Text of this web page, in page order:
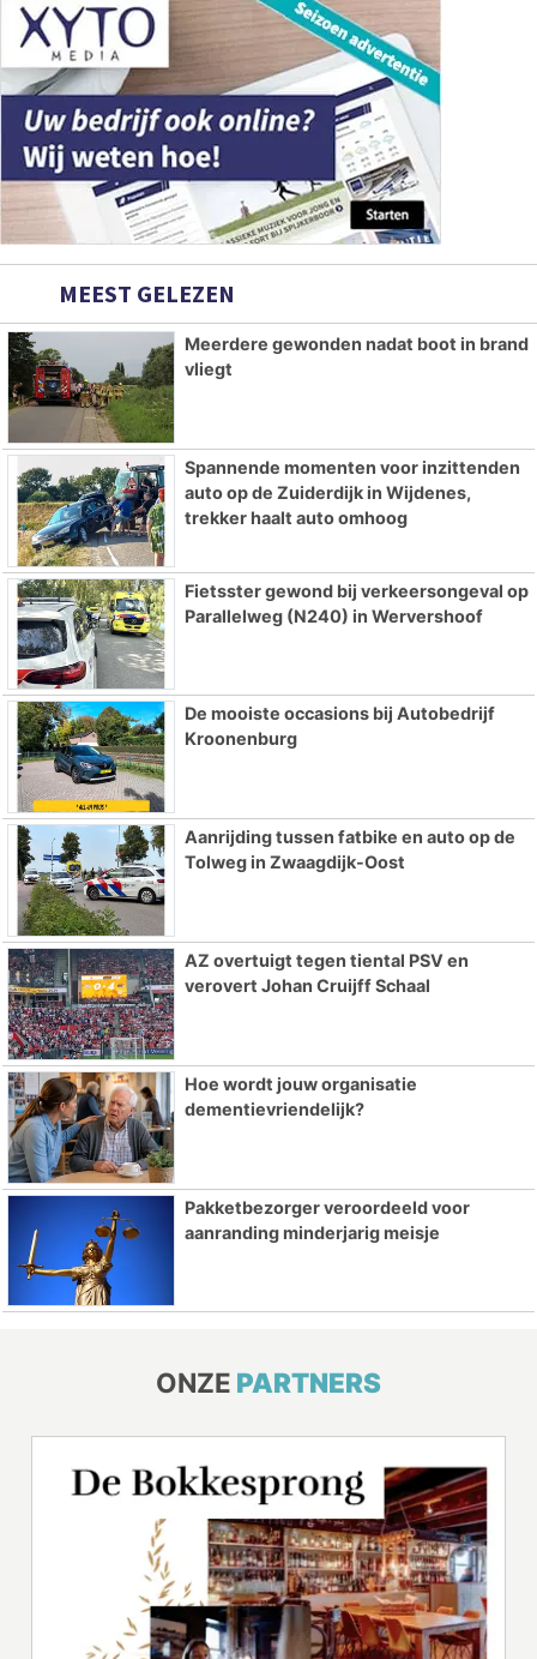
MEEST GELEZEN
Meerdere gewonden nadat boot in brand
vliegt
Spannende momenten voor inzittenden
auto op de Zuiderdijk in Wijdenes,
trekker haalt auto omhoog
Fietsster gewond bij verkeersongeval op
Parallelweg (N240) in Wervershoof
De mooiste occasions bij Autobedrijf
Kroonenburg
Aanrijding tussen fatbike en auto op de
Tolweg in Zwaagdijk-Oost
AZ overtuigt tegen tiental PSV en
verovert Johan Cruijff Schaal
Hoe wordt jouw organisatie
dementievriendelijk?
Pakketbezorger veroordeeld voor
aanranding minderjarig meisje
ONZE PARTNERS